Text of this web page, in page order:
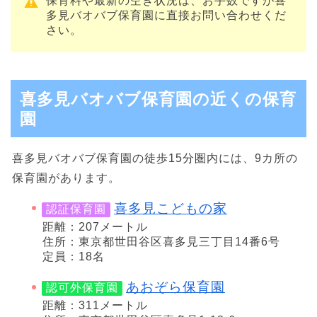
多見バオバブ保育園に直接お問い合わせくだ
さい。
喜多見バオバブ保育園の近くの保育
園
喜多見バオバブ保育園の徒歩15分圏内には、9カ所の
保育園があります。
認証保育園 喜多見こどもの家
距離：207メートル
住所：東京都世田谷区喜多見三丁目14番6号
定員：18名
認可外保育園 あおぞら保育園
距離：311メートル